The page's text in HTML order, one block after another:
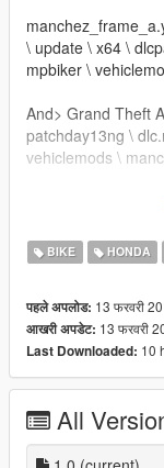
\ update \ x64 \
mpbiker \
And> Grand Theft
patchday13ng \
vehiclemods \
- Crédits: Bigorna
- Convertido em
+ "" +
O mod contém 4
--------------------
Você quer que eu
possível,
se desejar mais
link do download
BIKE HONDA
पहले अपलोड: 13 फरवरी
आखरी अपडेट: 13 फरवरी
Last Downloaded: 10
All